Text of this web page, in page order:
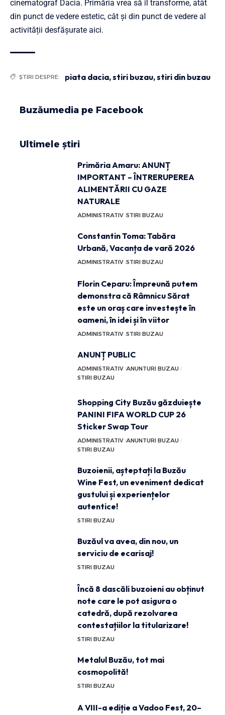
cinematograf Dacia. Primăria vrea să îl transforme, atât
din punct de vedere estetic, cât și din punct de vedere al
activității desfășurate aici.
ȘTIRI DESPRE: piata dacia,stiri buzau,stiri din buzau
Buzăumedia pe Facebook
Ultimele știri
Primăria Amaru: ANUNȚ
IMPORTANT – ÎNTRERUPEREA
ALIMENTĂRII CU GAZE
NATURALE
ADMINISTRATIV STIRI BUZAU
Constantin Toma: Tabăra
Urbană, Vacanța de vară 2026
ADMINISTRATIV STIRI BUZAU
Florin Ceparu: Împreună putem
demonstra că Râmnicu Sărat
este un oraș care investește în
oameni, în idei și în viitor
ADMINISTRATIV STIRI BUZAU
ANUNȚ PUBLIC
ADMINISTRATIV ANUNTURI BUZAU
STIRI BUZAU
Shopping City Buzău găzduiește
PANINI FIFA WORLD CUP 26
Sticker Swap Tour
ADMINISTRATIV ANUNTURI BUZAU
STIRI BUZAU
Buzoienii, așteptați la Buzău
Wine Fest, un eveniment dedicat
gustului și experiențelor
autentice!
STIRI BUZAU
Buzăul va avea, din nou, un
serviciu de ecarisaj!
STIRI BUZAU
Încă 8 dascăli buzoieni au obținut
note care le pot asigura o
catedră, după rezolvarea
contestațiilor la titularizare!
STIRI BUZAU
Metalul Buzău, tot mai
cosmopolită!
STIRI BUZAU
A VIII-a ediție a Vadoo Fest, 20–